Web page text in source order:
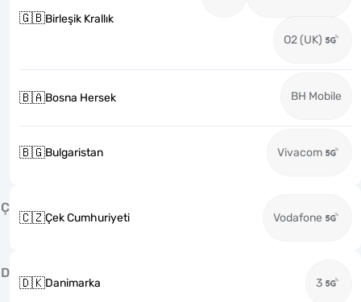
🇬🇧Birleşik Krallık
O2 (UK)
🇧🇦Bosna Hersek BH Mobile
🇧🇬Bulgaristan Vivacom
Ç
🇨🇿Çek Cumhuriyeti Vodafone
D
🇩🇰Danimarka 3